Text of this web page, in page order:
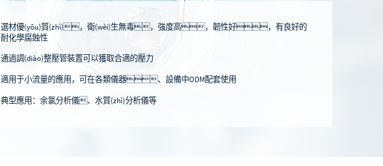
選材優(yōu)質(zhì)，衛(wèi)生無毒，強度高，韌性好，有良好的
耐化學腐蝕性
通過調(diào)整壓管裝置可以獲取合適的壓力
適用于小流量的應用，可在各類儀器、設備中ODM配套使用
典型應用： 余氯分析儀、水質(zhì)分析儀等